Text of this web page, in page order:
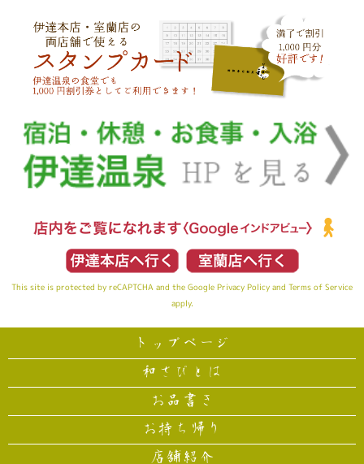
This site is protected by reCAPTCHA and the Google Privacy Policy and Terms of Service
apply.
トップページ
和さびとは
お品書き
お持ち帰り
店舗紹介